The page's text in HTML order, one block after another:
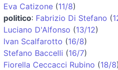
Eva Catizone (11/8)
politico: Fabrizio Di Stefano (
Luciano D'Alfonso (13/12)
Ivan Scalfarotto (16/8)
Stefano Baccelli (16/7)
Fiorella Ceccacci Rubino (18/8)